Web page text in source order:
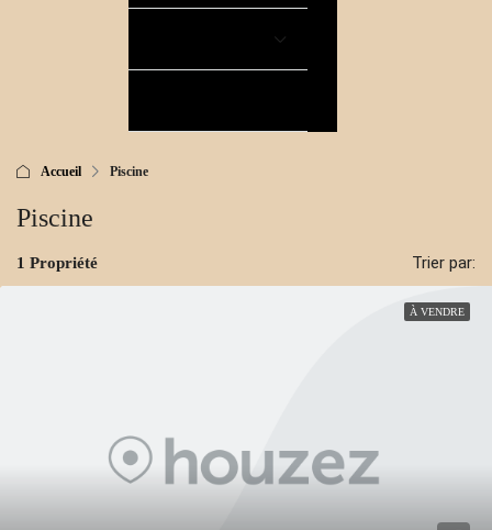
Accueil Piscine
Piscine
1 Propriété Trier par:
À VENDRE